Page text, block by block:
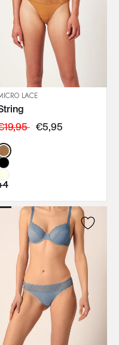
IN DEN WARENKORB
LACE
€5,95